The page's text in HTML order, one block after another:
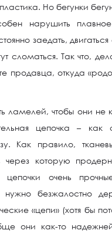
Но бегунки
нарушить
заедать,
сломаться. Так что,
откуда
ламелей, чтобы они не
цепочка – как
Как правило,
через которую
цепочки очень
нужно безжалостно
«цепи» (хотя бы
они как-то